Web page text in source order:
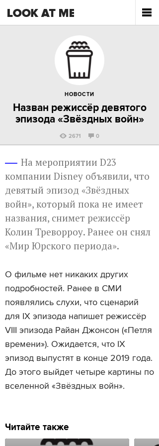
НОВОСТИ
Назван режиссёр девятого
эпизода «Звёздных войн»
2671 0
На мероприятии D23
компании Disney объявили, что
девятый эпизод «Звёздных
войн», который пока не имеет
названия, снимет режиссёр
Колин Треворроу. Ранее он снял
«Мир Юрского периода».
О фильме нет никаких других
подробностей. Ранее в СМИ
появлялись слухи, что сценарий
для IX эпизода напишет режиссёр
VIII эпизода Райан Джонсон («Петля
времени»). Ожидается, что IX
эпизод выпустят в конце 2019 года.
До этого выйдет четыре картины по
вселенной «Звёздных войн».
Читайте также